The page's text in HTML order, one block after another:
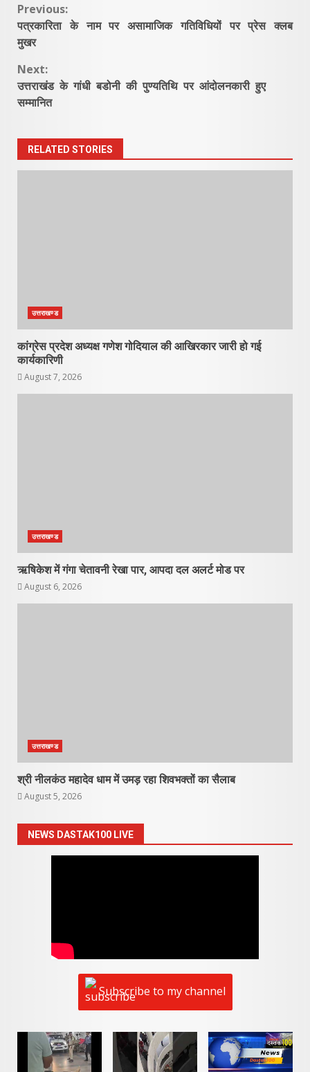
Continue
Reading
Previous:
पत्रकारिता के नाम पर असामाजिक गतिविधियों पर प्रेस क्लब
मुखर
Next:
उत्तराखंड के गांधी बडोनी की पुण्यतिथि पर आंदोलनकारी हुए
सम्मानित
RELATED STORIES
उत्तराखण्ड
कांग्रेस प्रदेश अध्यक्ष गणेश गोदियाल की आखिरकार जारी हो गई
कार्यकारिणी
August 7, 2026
उत्तराखण्ड
ऋषिकेश में गंगा चेतावनी रेखा पार, आपदा दल अलर्ट मोड पर
August 6, 2026
उत्तराखण्ड
श्री नीलकंठ महादेव धाम में उमड़ रहा शिवभक्तों का सैलाब
August 5, 2026
NEWS DASTAK100 LIVE
Subscribe to my channel